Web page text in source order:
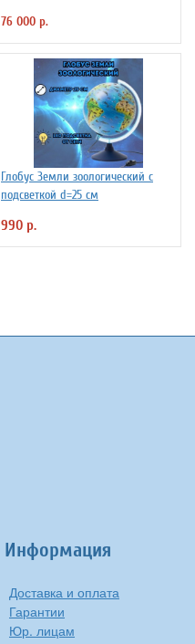
76 000 р.
Глобус Земли зоологический с
подсветкой d=25 см
990 р.
Информация
Доставка и оплата
Гарантии
Юр. лицам